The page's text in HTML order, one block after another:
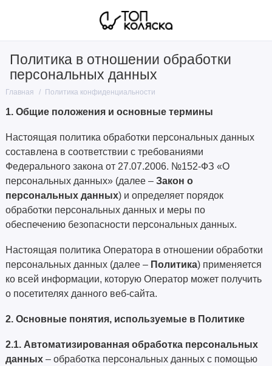
Политика в отношении обработки
персональных данных
Главная Политика конфиденциальности
1. Общие положения и основные термины
Настоящая политика обработки персональных данных
составлена в соответствии с требованиями
Федерального закона от 27.07.2006. №152-ФЗ «О
персональных данных» (далее – Закон о
персональных данных) и определяет порядок
обработки персональных данных и меры по
обеспечению безопасности персональных данных.
Настоящая политика Оператора в отношении обработки
персональных данных (далее – Политика) применяется
ко всей информации, которую Оператор может получить
о посетителях данного веб-сайта.
2. Основные понятия, используемые в Политике
2.1. Автоматизированная обработка персональных
данных – обработка персональных данных с помощью